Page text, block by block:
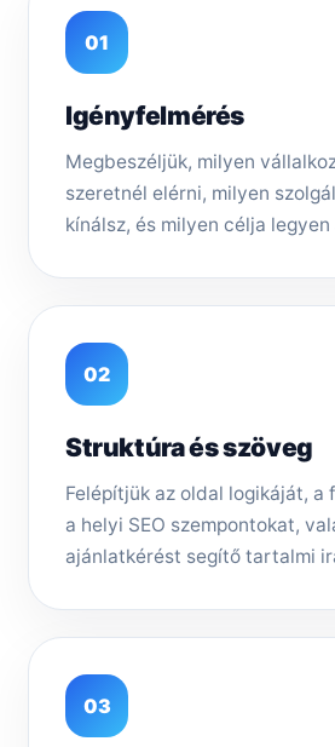
01
Igényfelmérés
Megbeszéljük, milyen
szeretnél elérni, milyen
kínálsz, és milyen célja
02
Struktúra és szöveg
Felépítjük az oldal logikáját, a
a helyi SEO szempontokat,
ajánlatkérést segítő tartalmi
03